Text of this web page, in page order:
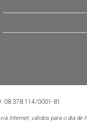
08.378.114/0001-81
Internet, válidos para o dia de